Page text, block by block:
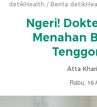
detikHealth Berita
Ngeri!
Menahan
Atta
Rabu, 16